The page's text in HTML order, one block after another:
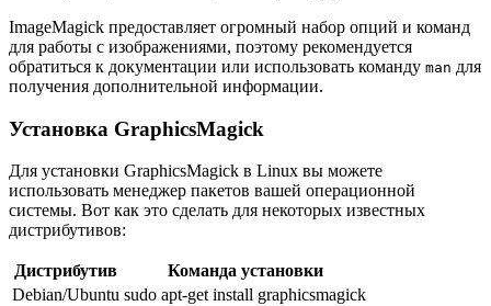
ImageMagick предоставляет огромный набор опций и команд
для работы с изображениями, поэтому рекомендуется
обратиться к документации или использовать команду man для
получения дополнительной информации.
Установка GraphicsMagick
Для установки GraphicsMagick в Linux вы можете
использовать менеджер пакетов вашей операционной
системы. Вот как это сделать для некоторых известных
дистрибутивов:
Дистрибутив
Команда установки
Debian/Ubuntu sudo apt-get install graphicsmagick